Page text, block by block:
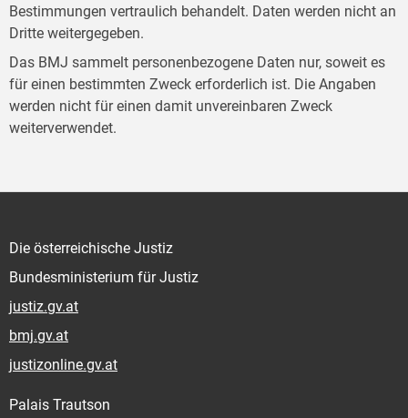
Bestimmungen vertraulich behandelt. Daten werden nicht an
Dritte weitergegeben.
Das BMJ sammelt personenbezogene Daten nur, soweit es
für einen bestimmten Zweck erforderlich ist. Die Angaben
werden nicht für einen damit unvereinbaren Zweck
weiterverwendet.
Die österreichische Justiz
Bundesministerium für Justiz
justiz.gv.at
bmj.gv.at
justizonline.gv.at
Palais Trautson